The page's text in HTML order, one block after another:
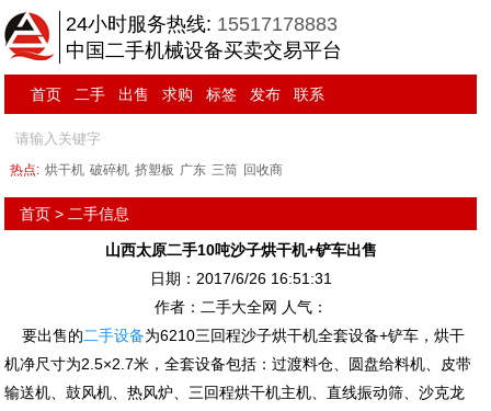
24小时服务热线: 15517178883
中国二手机械设备买卖交易平台
首页 二手 出售 求购 标签 发布 联系
热点: 烘干机 破碎机 挤塑板 广东 三筒 回收商
首页 > 二手信息
山西太原二手10吨沙子烘干机+铲车出售
日期：2017/6/26 16:51:31
作者：二手大全网 人气：
要出售的二手设备为6210三回程沙子烘干机全套设备+铲车，烘干
机净尺寸为2.5×2.7米，全套设备包括：过渡料仓、圆盘给料机、皮带
输送机、鼓风机、热风炉、三回程烘干机主机、直线振动筛、沙克龙